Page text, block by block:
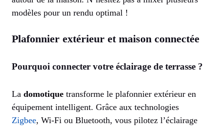
modèles pour un rendu optimal !
Plafonnier extérieur et maison connectée
Pourquoi connecter votre éclairage de terrasse ?
La domotique transforme le plafonnier extérieur en
équipement intelligent. Grâce aux technologies
Zigbee, Wi-Fi ou Bluetooth, vous pilotez l’éclairage